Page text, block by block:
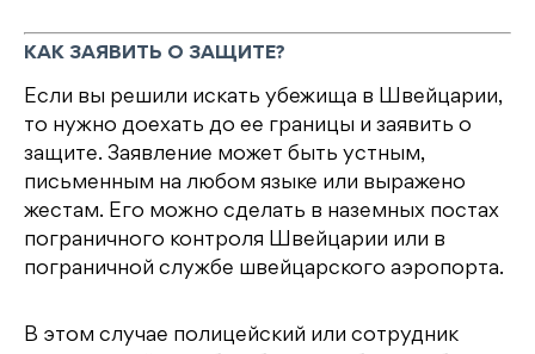
КАК ЗАЯВИТЬ О ЗАЩИТЕ?
Если вы решили искать убежища в Швейцарии,
то нужно доехать до ее границы и заявить о
защите. Заявление может быть устным,
письменным на любом языке или выражено
жестам. Его можно сделать в наземных постах
пограничного контроля Швейцарии или в
пограничной службе швейцарского аэропорта.
В этом случае полицейский или сотрудник